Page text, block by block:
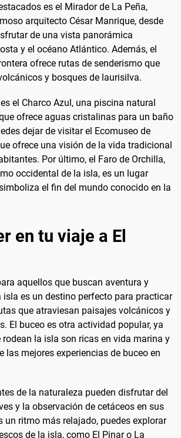
es el Mirador de La Peña,
arquitecto César Manrique, desde
de una vista panorámica
y el océano Atlántico. Además, el
ofrece rutas de senderismo que
y bosques de laurisilva.
el Charco Azul, una piscina natural
ofrece aguas cristalinas para un baño
dejar de visitar el Ecomuseo de
ofrece una visión de la vida tradicional
Por último, el Faro de Orchilla,
occidental de la isla, es un lugar
el fin del mundo conocido en la
en tu viaje a El
aquellos que buscan aventura y
isla es un destino perfecto para practicar
que atraviesan paisajes volcánicos y
El buceo es otra actividad popular, ya
la isla son ricas en vida marina y
las mejores experiencias de buceo en
de la naturaleza pueden disfrutar del
y la observación de cetáceos en sus
un ritmo más relajado, puedes explorar
de la isla, como El Pinar o La